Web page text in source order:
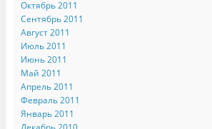
Октябрь 2011
Сентябрь 2011
Август 2011
Июль 2011
Июнь 2011
Май 2011
Апрель 2011
Февраль 2011
Январь 2011